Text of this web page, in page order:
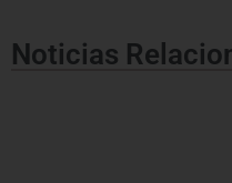
Noticias